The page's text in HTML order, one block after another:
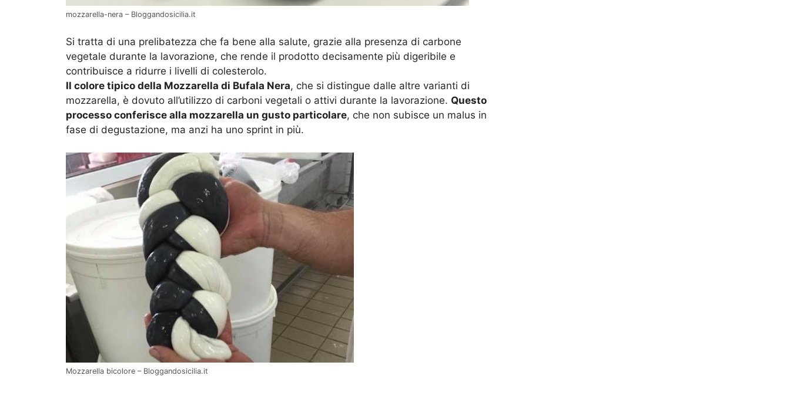
mozzarella-nera – Bloggandosicilia.it
Si tratta di una prelibatezza che fa bene alla salute, grazie alla presenza di carbone
vegetale durante la lavorazione, che rende il prodotto decisamente più digeribile e
contribuisce a ridurre i livelli di colesterolo.
Il colore tipico della Mozzarella di Bufala Nera, che si distingue dalle altre varianti di
mozzarella, è dovuto all’utilizzo di carboni vegetali o attivi durante la lavorazione. Questo
processo conferisce alla mozzarella un gusto particolare, che non subisce un malus in
fase di degustazione, ma anzi ha uno sprint in più.
Mozzarella bicolore – Bloggandosicilia.it